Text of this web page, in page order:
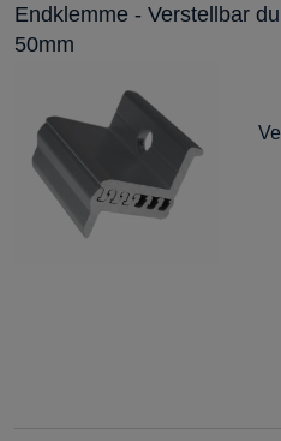
Endklemme - Verstellbar
50mm